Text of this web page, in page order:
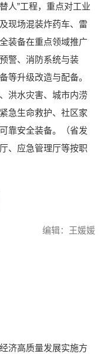
人”工程，重点对工业
现场混装炸药车、雷
装备在重点领域推广
警、消防系统与装
等升级改造与配备。
洪水灾害、城市内涝
急生命救护、社区家
靠安全装备。（省发
、应急管理厅等按职
编辑：王媛媛
济高质量发展实施方